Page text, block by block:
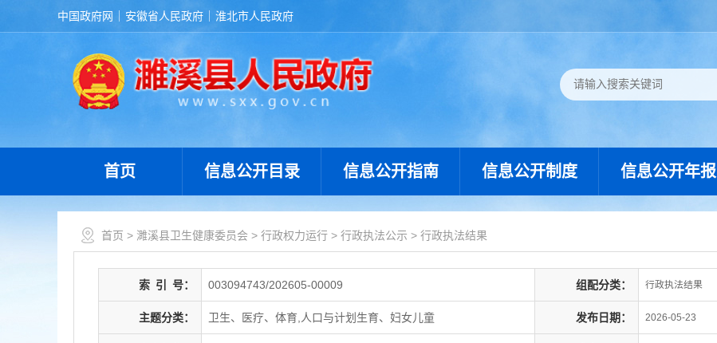
中国政府网 安徽省人民政府 淮北市人民政府
首页 信息公开目录 信息公开指南 信息公开制度 信息公开年报
首页 > 濉溪县卫生健康委员会 > 行政权力运行 > 行政执法公示 > 行政执法结果
索 引 号： 003094743/202605-00009 组配分类： 行政执法结果
主题分类： 卫生、医疗、体育,人口与计划生育、妇女儿童 发布日期： 2026-05-23